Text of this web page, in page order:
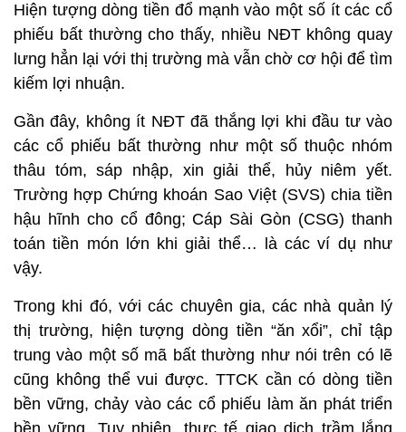
Hiện tượng dòng tiền đổ mạnh vào một số ít các cổ
phiếu bất thường cho thấy, nhiều NĐT không quay
lưng hẳn lại với thị trường mà vẫn chờ cơ hội để tìm
kiếm lợi nhuận.
Gần đây, không ít NĐT đã thắng lợi khi đầu tư vào
các cổ phiếu bất thường như một số thuộc nhóm
thâu tóm, sáp nhập, xin giải thể, hủy niêm yết.
Trường hợp Chứng khoán Sao Việt (SVS) chia tiền
hậu hĩnh cho cổ đông; Cáp Sài Gòn (CSG) thanh
toán tiền món lớn khi giải thể… là các ví dụ như
vậy.
Trong khi đó, với các chuyên gia, các nhà quản lý
thị trường, hiện tượng dòng tiền “ăn xổi”, chỉ tập
trung vào một số mã bất thường như nói trên có lẽ
cũng không thể vui được. TTCK cần có dòng tiền
bền vững, chảy vào các cổ phiếu làm ăn phát triển
bền vững. Tuy nhiên, thực tế giao dịch trầm lắng